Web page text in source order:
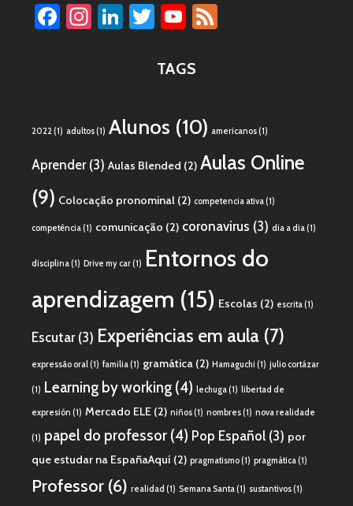
Facebook
Instagram
LinkedIn
TwitterYouTube
TAGS
2022(1) adultos(1) Alunos (10) americanos(1)
Aprender(3) Aulas Blended (2) Aulas Online
(9) Colocação pronominal (2) competencia ativa(1)
competência(1) comunicação (2) coronavirus (3) dia a dia(1)
disciplina(1) Drive my car(1) Entornos do
aprendizagem (15) Escolas (2) escrita(1)
Escutar(3) Experiências em aula (7)
expressão oral(1) familia(1) gramática (2) Hamaguchi (1) julio cortázar
(1) Learning by working (4) lechuga(1) libertad de
expresión (1) Mercado ELE (2) niños(1) nombres(1) nova realidade
(1) papel do professor (4) Pop Español (3) por
que estudar na EspañaAquí (2) pragmatismo(1) pragmática(1)
Professor (6) realidad (1) Semana Santa(1) sustantivos(1)